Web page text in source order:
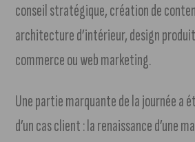
conseil stratégique, création de
architecture d’intérieur, design
commerce ou web marketing.
Une partie marquante de la journée a
d’un cas client : la renaissance d’une